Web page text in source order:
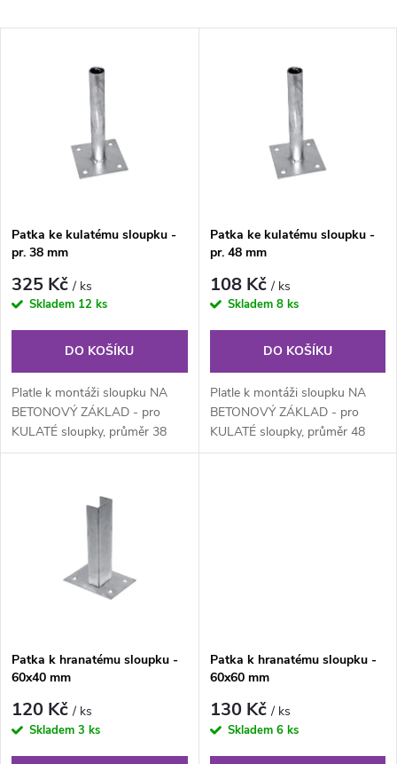
a
p
r
o
d
u
Nejprodávanější
s
p
r
d
u
Patka ke kulatému sloupku -
pr. 38 mm
325 Kč/ ks
Skladem 12 ks
DO KOŠÍKU
Platle k montáži sloupku NA
BETONOVÝ ZÁKLAD - pro
KULATÉ sloupky, průměr 38
mm. Platle pozinkovaná (Zn) k
Patka ke kulatému sloupku -
pr. 48 mm
108 Kč/ ks
Skladem 8 ks
DO KOŠÍKU
Platle k montáži sloupku NA
BETONOVÝ ZÁKLAD - pro
KULATÉ sloupky, průměr 48
mm. Patka pozinkovaná (Zn) k
Patka k hranatému sloupku -
60x40 mm
120 Kč/ ks
Skladem 3 ks
Patka k hranatému sloupku -
60x60 mm
130 Kč/ ks
Skladem 6 ks